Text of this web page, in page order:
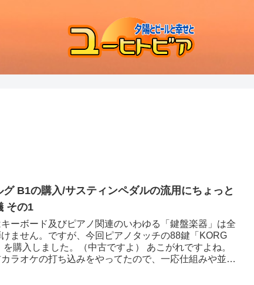
グ B1の購入/サスティンペダルの流用にちょっと
その1
ーボード及びピアノ関連のいわゆる「鍵盤楽器」は全
ません。ですが、今回ピアノタッチの88鍵「KORG
を購入しました。（中古ですよ） あこがれですよね。
ラオケの打ち込みをやってたので、一応仕組みや並び